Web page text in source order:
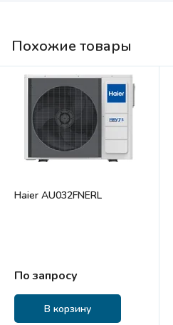
Похожие товары
Haier AU032FNERL
По запросу
В корзину